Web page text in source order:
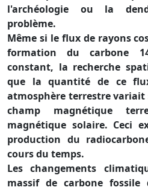
l'archéologie ou la
problème.
Même si le flux de rayons
formation du carbone
constant, la recherche
que la quantité de ce
atmosphère terrestre
champ magnétique
magnétique solaire. Ceci
production du
cours du temps.
Les changements
massif de carbone fossile